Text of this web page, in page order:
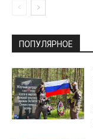
ПОПУЛЯРНОЕ